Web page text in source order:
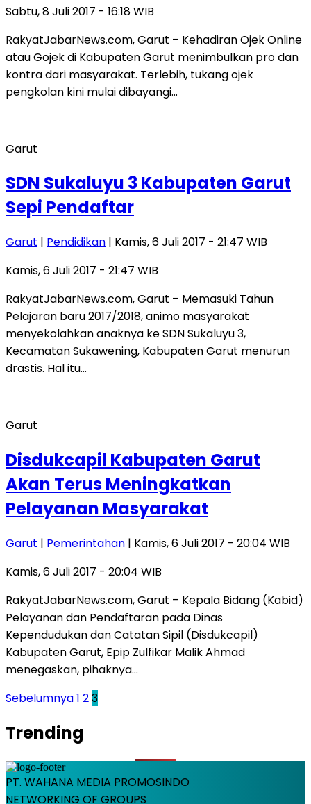
Sabtu, 8 Juli 2017 - 16:18 WIB
RakyatJabarNews.com, Garut – Kehadiran Ojek Online
atau Gojek di Kabupaten Garut menimbulkan pro dan
kontra dari masyarakat. Terlebih, tukang ojek
pengkolan kini mulai dibayangi…
Garut
SDN Sukaluyu 3 Kabupaten Garut
Sepi Pendaftar
Garut | Pendidikan | Kamis, 6 Juli 2017 - 21:47 WIB
Kamis, 6 Juli 2017 - 21:47 WIB
RakyatJabarNews.com, Garut – Memasuki Tahun
Pelajaran baru 2017/2018, animo masyarakat
menyekolahkan anaknya ke SDN Sukaluyu 3,
Kecamatan Sukawening, Kabupaten Garut menurun
drastis. Hal itu…
Garut
Disdukcapil Kabupaten Garut
Akan Terus Meningkatkan
Pelayanan Masyarakat
Garut | Pemerintahan | Kamis, 6 Juli 2017 - 20:04 WIB
Kamis, 6 Juli 2017 - 20:04 WIB
RakyatJabarNews.com, Garut – Kepala Bidang (Kabid)
Pelayanan dan Pendaftaran pada Dinas
Kependudukan dan Catatan Sipil (Disdukcapil)
Kabupaten Garut, Epip Zulfikar Malik Ahmad
menegaskan, pihaknya…
Paginasi
Sebelumnya1 23
Trending
PT. WAHANA MEDIA PROMOSINDO
NETWORKING OF GROUPS